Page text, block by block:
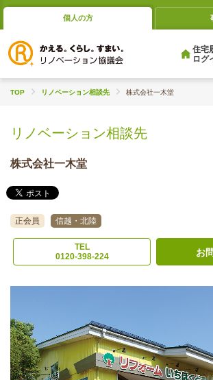
個人の方
住宅
ログ
TOP リノベーション相談先 株式会社一木堂
リノベーション相談先
株式会社一木堂
正会員 信越・北陸
TEL
0120-398-224
お